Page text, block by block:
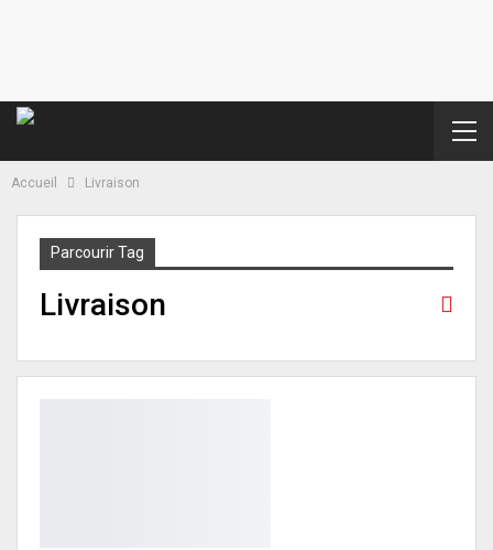
Accueil Livraison
Parcourir Tag
Livraison